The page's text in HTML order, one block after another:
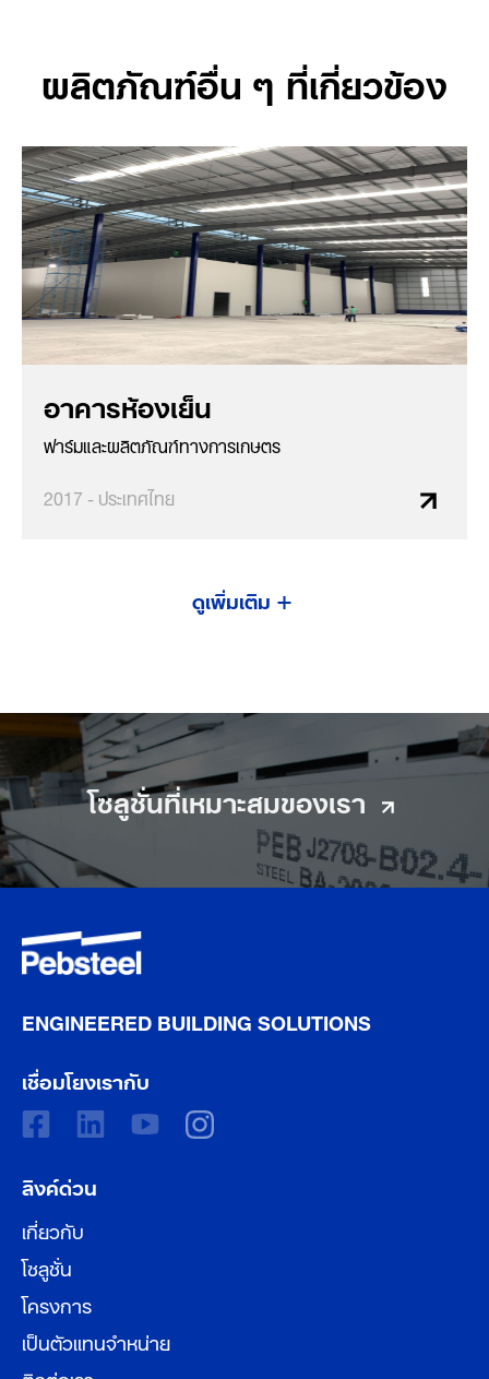
ผลิตภัณฑ์อื่น ๆ ที่เกี่ยวข้อง
อาคารห้องเย็น
ฟาร์มและผลิตภัณฑ์ทางการเกษตร
2017 - ประเทศไทย
ดูเพิ่มเติม
โซลูชั่นที่เหมาะสมของเรา
ENGINEERED BUILDING SOLUTIONS
เชื่อมโยงเรากับ
ลิงค์ด่วน
เกี่ยวกับ
โซลูชั่น
โครงการ
เป็นตัวแทนจำหน่าย